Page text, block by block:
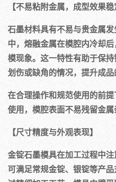
【不易粘附金属，成型效果稳
石墨材料具有不易与贵金属
中，熔融金属在模腔内冷却
模现象。这一特性有助于保
划伤或缺角的情况，提升成品
在合理操作和规范使用的前
使用，模腔表面不易残留金属
【尺寸精度与外观表现】
金锭石墨模具在加工过程中注
可满足常规金锭、银锭等产